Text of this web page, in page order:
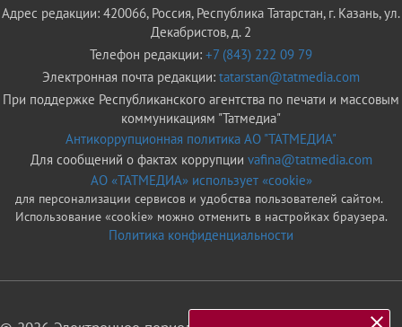
Адрес редакции: 420066, Россия, Республика Татарстан, г. Казань, ул.
Декабристов, д. 2
Телефон редакции: +7 (843) 222 09 79
Электронная почта редакции: tatarstan@tatmedia.com
При поддержке Республиканского агентства по печати и массовым
коммуникациям "Татмедиа"
Антикоррупционная политика АО "ТАТМЕДИА"
Для сообщений о фактах коррупции vafina@tatmedia.com
АО «ТАТМЕДИА» использует «cookie»
для персонализации сервисов и удобства пользователей сайтом.
Использование «cookie» можно отменить в настройках браузера.
Политика конфиденциальности